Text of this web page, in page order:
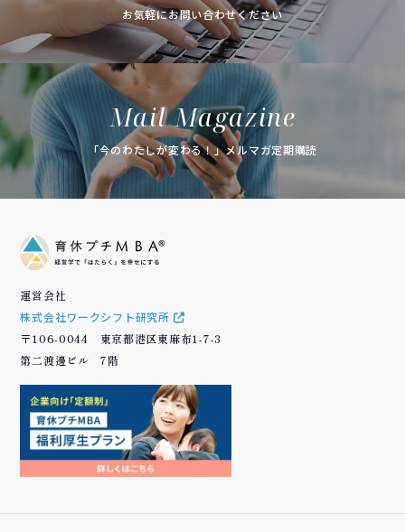
お気軽にお問い合わせください
Mail Magazine
「今のわたしが変わる！」メルマガ定期購読
運営会社
株式会社ワークシフト研究所
〒106-0044 東京都港区東麻布1-7-3
第二渡邊ビル 7階